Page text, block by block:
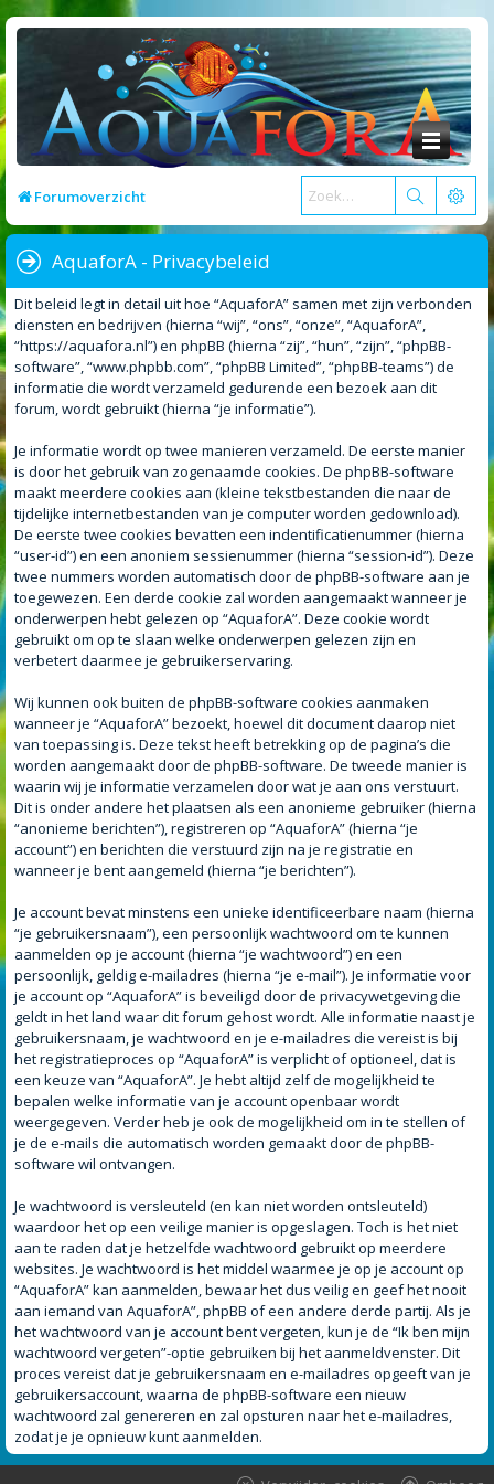
Forumoverzicht
AquaforA - Privacybeleid
Dit beleid legt in detail uit hoe “AquaforA” samen met zijn verbonden
diensten en bedrijven (hierna “wij”, “ons”, “onze”, “AquaforA”,
“https://aquafora.nl”) en phpBB (hierna “zij”, “hun”, “zijn”, “phpBB-
software”, “www.phpbb.com”, “phpBB Limited”, “phpBB-teams”) de
informatie die wordt verzameld gedurende een bezoek aan dit
forum, wordt gebruikt (hierna “je informatie”).
Je informatie wordt op twee manieren verzameld. De eerste manier
is door het gebruik van zogenaamde cookies. De phpBB-software
maakt meerdere cookies aan (kleine tekstbestanden die naar de
tijdelijke internetbestanden van je computer worden gedownload).
De eerste twee cookies bevatten een indentificatienummer (hierna
“user-id”) en een anoniem sessienummer (hierna “session-id”). Deze
twee nummers worden automatisch door de phpBB-software aan je
toegewezen. Een derde cookie zal worden aangemaakt wanneer je
onderwerpen hebt gelezen op “AquaforA”. Deze cookie wordt
gebruikt om op te slaan welke onderwerpen gelezen zijn en
verbetert daarmee je gebruikerservaring.
Wij kunnen ook buiten de phpBB-software cookies aanmaken
wanneer je “AquaforA” bezoekt, hoewel dit document daarop niet
van toepassing is. Deze tekst heeft betrekking op de pagina’s die
worden aangemaakt door de phpBB-software. De tweede manier is
waarin wij je informatie verzamelen door wat je aan ons verstuurt.
Dit is onder andere het plaatsen als een anonieme gebruiker (hierna
“anonieme berichten”), registreren op “AquaforA” (hierna “je
account”) en berichten die verstuurd zijn na je registratie en
wanneer je bent aangemeld (hierna “je berichten”).
Je account bevat minstens een unieke identificeerbare naam (hierna
“je gebruikersnaam”), een persoonlijk wachtwoord om te kunnen
aanmelden op je account (hierna “je wachtwoord”) en een
persoonlijk, geldig e-mailadres (hierna “je e-mail”). Je informatie voor
je account op “AquaforA” is beveiligd door de privacywetgeving die
geldt in het land waar dit forum gehost wordt. Alle informatie naast je
gebruikersnaam, je wachtwoord en je e-mailadres die vereist is bij
het registratieproces op “AquaforA” is verplicht of optioneel, dat is
een keuze van “AquaforA”. Je hebt altijd zelf de mogelijkheid te
bepalen welke informatie van je account openbaar wordt
weergegeven. Verder heb je ook de mogelijkheid om in te stellen of
je de e-mails die automatisch worden gemaakt door de phpBB-
software wil ontvangen.
Je wachtwoord is versleuteld (en kan niet worden ontsleuteld)
waardoor het op een veilige manier is opgeslagen. Toch is het niet
aan te raden dat je hetzelfde wachtwoord gebruikt op meerdere
websites. Je wachtwoord is het middel waarmee je op je account op
“AquaforA” kan aanmelden, bewaar het dus veilig en geef het nooit
aan iemand van AquaforA”, phpBB of een andere derde partij. Als je
het wachtwoord van je account bent vergeten, kun je de “Ik ben mijn
wachtwoord vergeten”-optie gebruiken bij het aanmeldvenster. Dit
proces vereist dat je gebruikersnaam en e-mailadres opgeeft van je
gebruikersaccount, waarna de phpBB-software een nieuw
wachtwoord zal genereren en zal opsturen naar het e-mailadres,
zodat je je opnieuw kunt aanmelden.